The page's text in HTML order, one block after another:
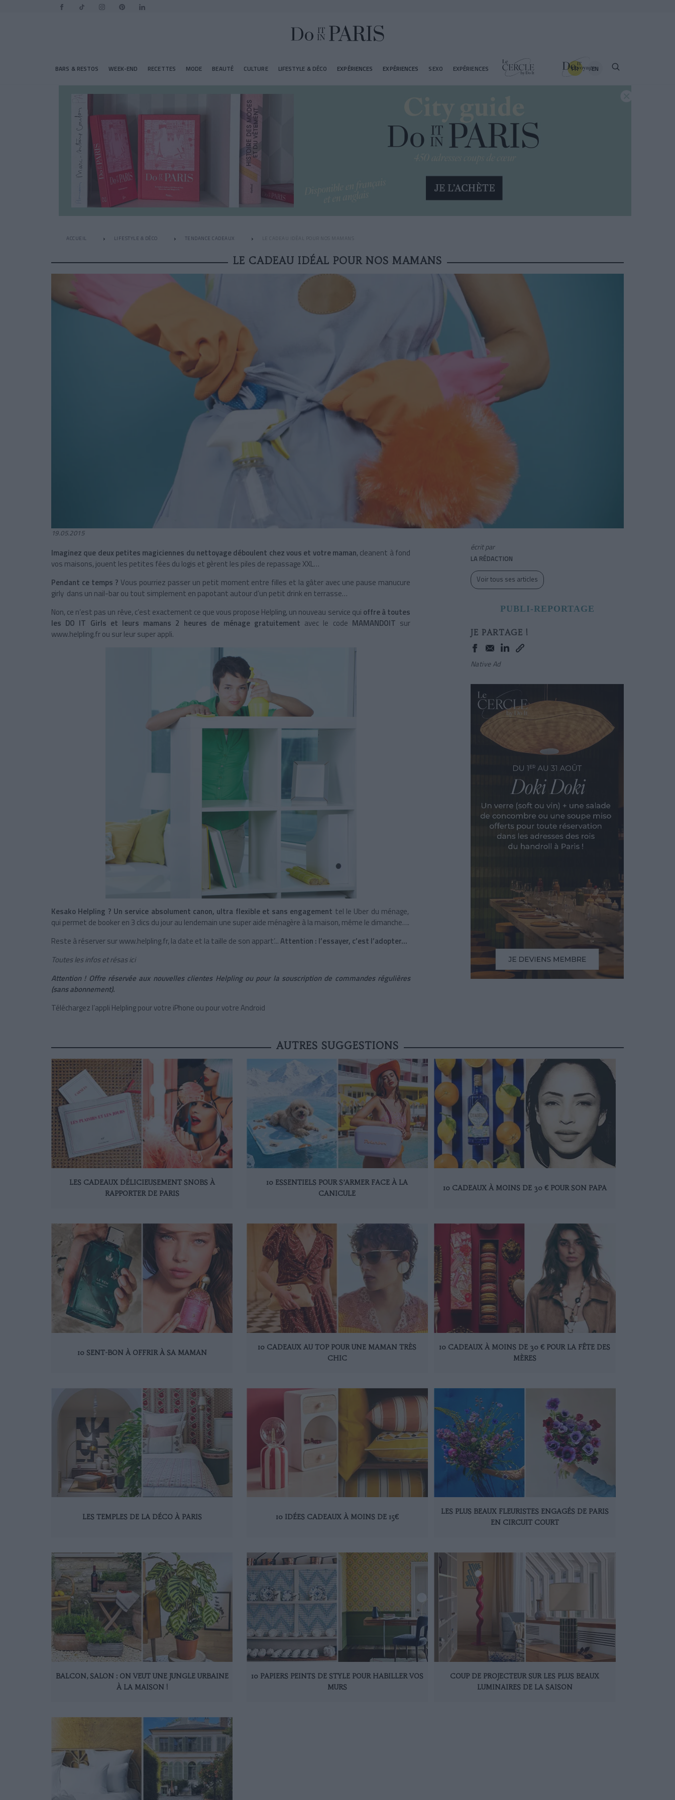
BARS & RESTOS WEEK-END RECETTES MODE BEAUTÉ CULTURE LIFESTYLE & DÉCO EXPÉRIENCES EXPÉRIENCES SEXO EXPÉRIENCES FR EN
ACCUEIL LIFESTYLE & DÉCO TENDANCE CADEAUX
LE CADEAU IDÉAL POUR NOS MAMANS
19.05.2015
Imaginez que deux petites magiciennes du nettoyage déboulent chez vous et votre maman, cleanent à fond
vos maisons, jouent les petites fées du logis et gèrent les piles de repassage XXL…
Pendant ce temps ? Vous pourriez passer un petit moment entre filles et la gâter avec une pause manucure
girly dans un nail-bar ou tout simplement en papotant autour d’un petit drink en terrasse…
Non, ce n’est pas un rêve, c’est exactement ce que vous propose Helpling, un nouveau service qui offre à toutes
les DO IT Girls et leurs mamans 2 heures de ménage gratuitement avec le code MAMANDOIT sur
www.helpling.fr ou sur leur super appli.
Kesako Helpling ? Un service absolument canon, ultra flexible et sans engagement tel le Uber du ménage,
qui permet de booker en 3 clics du jour au lendemain une super aide ménagère à la maison, même le dimanche….
Reste à réserver sur www.helpling.fr, la date et la taille de son appart’...Attention : l’essayer, c’est l’adopter...
Toutes les infos et résas ici
Attention ! Offre réservée aux nouvelles clientes Helpling ou pour la souscription de commandes régulières
(sans abonnement).
Téléchargez l’appli Helpling pour votre iPhone ou pour votre Android
écrit par
LA RÉDACTION
Voir tous ses articles
PUBLI-REPORTAGE
JE PARTAGE !
Native Ad
AUTRES SUGGESTIONS
LES CADEAUX DÉLICIEUSEMENT SNOBS À
RAPPORTER DE PARIS
10 ESSENTIELS POUR S’ARMER FACE À LA
CANICULE
10 CADEAUX À MOINS DE 30 € POUR SON PAPA
10 SENT-BON À OFFRIR À SA MAMAN
10 CADEAUX AU TOP POUR UNE MAMAN TRÈS
CHIC
10 CADEAUX À MOINS DE 30 € POUR LA FÊTE DES
MÈRES
LES TEMPLES DE LA DÉCO À PARIS 10 IDÉES CADEAUX À MOINS DE 15€
LES PLUS BEAUX FLEURISTES ENGAGÉS DE PARIS
EN CIRCUIT COURT
BALCON, SALON : ON VEUT UNE JUNGLE URBAINE
À LA MAISON !
10 PAPIERS PEINTS DE STYLE POUR HABILLER VOS
MURS
COUP DE PROJECTEUR SUR LES PLUS BEAUX
LUMINAIRES DE LA SAISON